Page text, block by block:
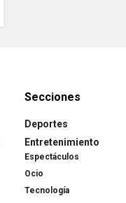
Secciones
Deportes
Entretenimiento
Espectáculos
Ocio
Tecnología